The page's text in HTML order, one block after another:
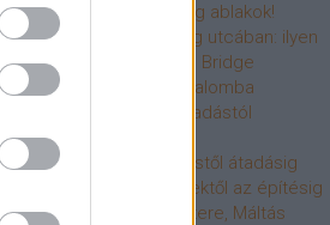
újjászülettek az ólomüveg ablakok!
terek a Mérleg utcában: ilyen
a Mamaison Hotel Chain Bridge
költözött a Hengermalomba
története: az átadástól
története: építéstől átadásig
története: ötletektől az építésig
elfeledett mestere, Máltás